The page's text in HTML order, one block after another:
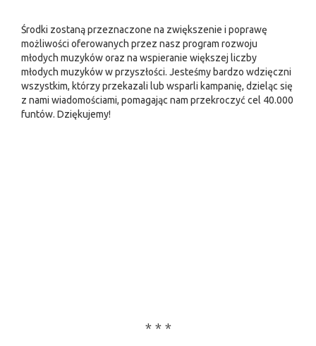
Środki zostaną przeznaczone na zwiększenie i poprawę
możliwości oferowanych przez nasz program rozwoju
młodych muzyków oraz na wspieranie większej liczby
młodych muzyków w przyszłości. Jesteśmy bardzo wdzięczni
wszystkim, którzy przekazali lub wsparli kampanię, dzieląc się
z nami wiadomościami, pomagając nam przekroczyć cel 40.000
funtów. Dziękujemy!
* * *